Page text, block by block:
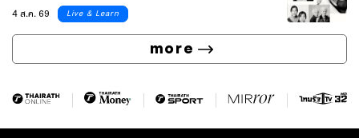
4 ส.ค. 69
Live & Learn
more